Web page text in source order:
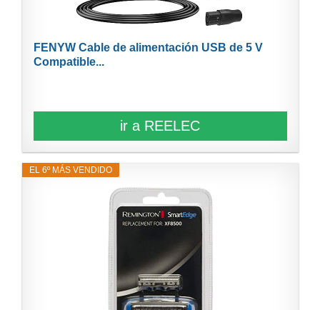
FENYW Cable de alimentación USB de 5 V
Compatible...
ir a REELEC
EL 6º MÁS VENDIDO